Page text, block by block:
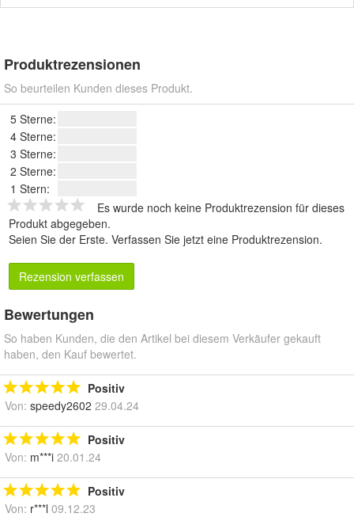
Produktrezensionen
So beurteilen Kunden dieses Produkt.
5 Sterne:
4 Sterne:
3 Sterne:
2 Sterne:
1 Stern:
Es wurde noch keine Produktrezension für dieses
Produkt abgegeben.
Seien Sie der Erste. Verfassen Sie jetzt eine Produktrezension.
Rezension verfassen
Bewertungen
So haben Kunden, die den Artikel bei diesem Verkäufer gekauft
haben, den Kauf bewertet.
Positiv
Von: speedy2602 29.04.24
Positiv
Von: m***i 20.01.24
Positiv
Von: r***l 09.12.23